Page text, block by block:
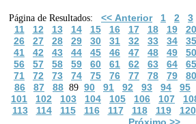
Página de Resultados: << Anterior 1 2 3
11
12 13 14 15 16 17 18 19 20
26
27 28 29 30 31 32 33 34 35
41
42 43 44 45 46 47 48 49 50
56
57 58 59 60 61 62 63 64 65
71
72 73 74 75 76 77 78 79 80
86
87 88 89 90 91 92 93 94 95
101
102 103 104 105 106 107
113
114 115 116 117 118 119 120